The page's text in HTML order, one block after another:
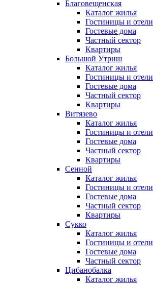
Благовещенская
Каталог жилья
Гостиницы и отели
Гостевые дома
Частный сектор
Квартиры
Большой Утриш
Каталог жилья
Гостиницы и отели
Гостевые дома
Частный сектор
Квартиры
Витязево
Каталог жилья
Гостиницы и отели
Гостевые дома
Частный сектор
Квартиры
Сенной
Каталог жилья
Гостиницы и отели
Гостевые дома
Частный сектор
Квартиры
Сукко
Каталог жилья
Гостиницы и отели
Гостевые дома
Частный сектор
Цибанобалка
Каталог жилья